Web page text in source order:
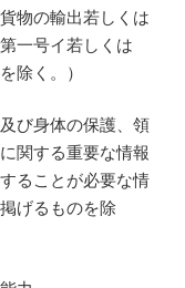
物の輸出若しくは
一号イ若しくは
除く。）
び身体の保護、領
関する重要な情報
ることが必要な情
げるものを除